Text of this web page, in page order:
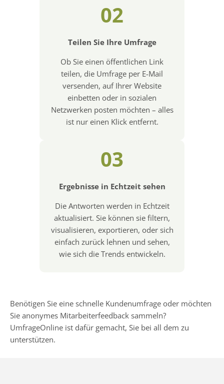
02
Teilen Sie Ihre Umfrage
Ob Sie einen öffentlichen Link
teilen, die Umfrage per E-Mail
versenden, auf Ihrer Website
einbetten oder in sozialen
Netzwerken posten möchten – alles
ist nur einen Klick entfernt.
03
Ergebnisse in Echtzeit sehen
Die Antworten werden in Echtzeit
aktualisiert. Sie können sie filtern,
visualisieren, exportieren, oder sich
einfach zurück lehnen und sehen,
wie sich die Trends entwickeln.
Benötigen Sie eine schnelle Kundenumfrage oder möchten
Sie anonymes Mitarbeiterfeedback sammeln?
UmfrageOnline ist dafür gemacht, Sie bei all dem zu
unterstützen.